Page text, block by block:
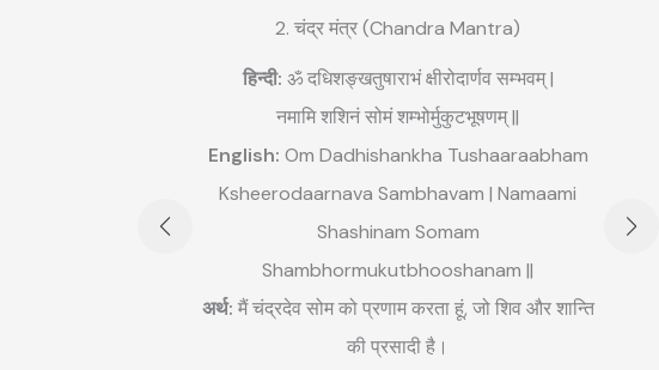
2. चंद्र मंत्र (Chandra Mantra)
हिन्दी: ॐ दधिशङ्खतुषाराभं क्षीरोदार्णव सम्भवम् |
नमामि शशिनं सोमं शम्भोर्मुकुटभूषणम् ||
English: Om Dadhishankha Tushaaraabham
Ksheerodaarnava Sambhavam | Namaami
Shashinam Somam
Shambhormukutbhooshanam ||
अर्थ: मैं चंद्रदेव सोम को प्रणाम करता हूं, जो शिव और शान्ति
की प्रसादी है।